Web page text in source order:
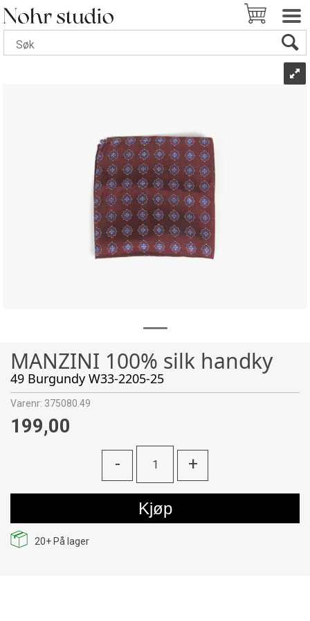
MANZINI 100% silk handky
49 Burgundy W33-2205-25
Varenr: 375080.49
199,00
- +
Kjøp
20+ På lager